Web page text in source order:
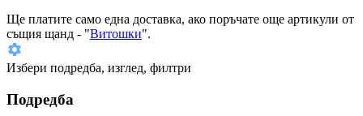
Ще платите само една доставка, ако поръчате още артикули от
същия щанд - "Витошки".
Избери подредба, изглед, филтри
Подредба